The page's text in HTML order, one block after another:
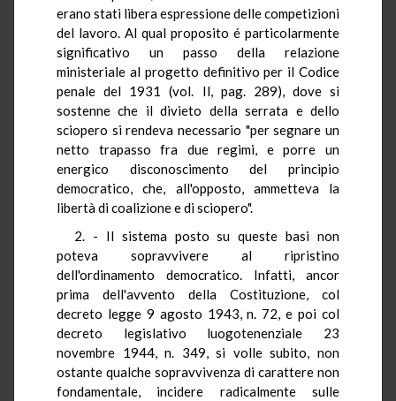
erano stati libera espressione delle competizioni
del lavoro. Al qual proposito é particolarmente
significativo un passo della relazione
ministeriale al progetto definitivo per il Codice
penale del 1931 (vol. Il, pag. 289), dove si
sostenne che il divieto della serrata e dello
sciopero si rendeva necessario "per segnare un
netto trapasso fra due regimi, e porre un
energico disconoscimento del principio
democratico, che, all'opposto, ammetteva la
libertà di coalizione e di sciopero".
2. - Il sistema posto su queste basi non
poteva sopravvivere al ripristino
dell'ordinamento democratico. Infatti, ancor
prima dell'avvento della Costituzione, col
decreto legge 9 agosto 1943, n. 72, e poi col
decreto legislativo luogotenenziale 23
novembre 1944, n. 349, si volle subito, non
ostante qualche sopravvivenza di carattere non
fondamentale, incidere radicalmente sulle